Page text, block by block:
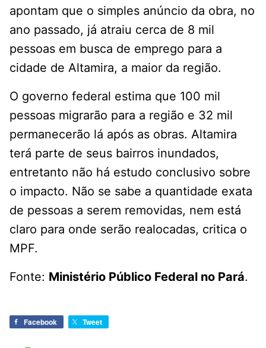
apontam que o simples anúncio da obra, no
ano passado, já atraiu cerca de 8 mil
pessoas em busca de emprego para a
cidade de Altamira, a maior da região.
O governo federal estima que 100 mil
pessoas migrarão para a região e 32 mil
permanecerão lá após as obras. Altamira
terá parte de seus bairros inundados,
entretanto não há estudo conclusivo sobre
o impacto. Não se sabe a quantidade exata
de pessoas a serem removidas, nem está
claro para onde serão realocadas, critica o
MPF.
Fonte: Ministério Público Federal no Pará.
Facebook Tweet